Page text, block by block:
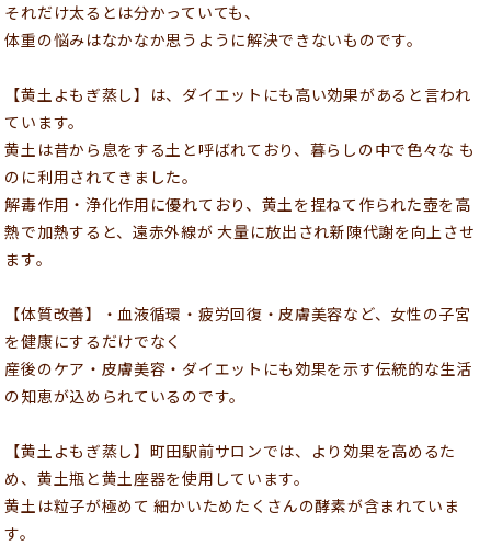
それだけ太るとは分かっていても、
体重の悩みはなかなか思うように解決できないものです。
【黄土よもぎ蒸し】は、ダイエットにも高い効果があると言われ
ています。
黄土は昔から息をする土と呼ばれており、暮らしの中で色々な も
のに利用されてきました。
解毒作用・浄化作用に優れており、黄土を捏ねて作られた壺を高
熱で加熱すると、遠赤外線が 大量に放出され新陳代謝を向上させ
ます。
【体質改善】・血液循環・疲労回復・皮膚美容など、女性の子宮
を健康にするだけでなく
産後のケア・皮膚美容・ダイエットにも効果を示す伝統的な生活
の知恵が込められているのです。
【黄土よもぎ蒸し】町田駅前サロンでは、より効果を高めるた
め、黄土瓶と黄土座器を使用しています。
黄土は粒子が極めて 細かいためたくさんの酵素が含まれていま
す。